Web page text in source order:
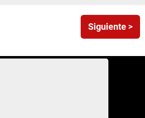
Siguiente >